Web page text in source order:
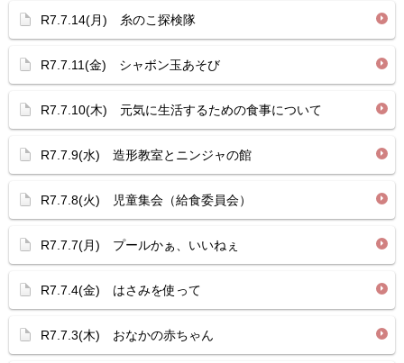
R7.7.14(月) 糸のこ探検隊
R7.7.11(金) シャボン玉あそび
R7.7.10(木) 元気に生活するための食事について
R7.7.9(水) 造形教室とニンジャの館
R7.7.8(火) 児童集会（給食委員会）
R7.7.7(月) プールかぁ、いいねぇ
R7.7.4(金) はさみを使って
R7.7.3(木) おなかの赤ちゃん